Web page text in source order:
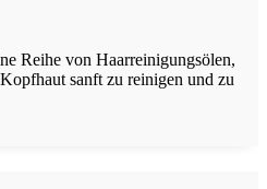
Reihe von Haarreinigungsölen,
sanft zu reinigen und zu